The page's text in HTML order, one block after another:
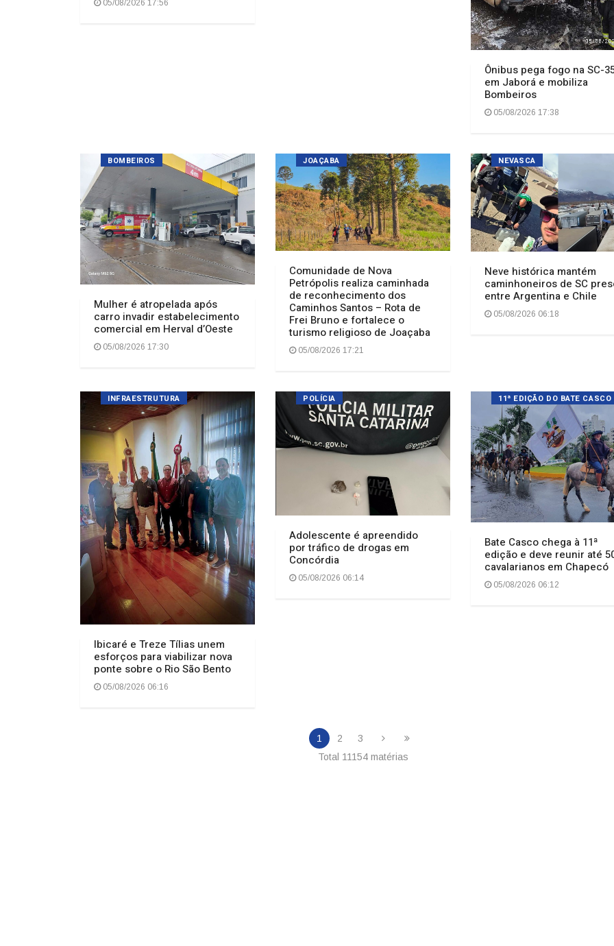
05/08/2026 17:38
Mulher é atropelada após
carro invadir estabelecimento
comercial em Herval d’Oeste
05/08/2026 17:30
Comunidade de Nova
Petrópolis realiza caminhada
de reconhecimento dos
Caminhos Santos – Rota de
Frei Bruno e fortalece o
turismo religioso de Joaçaba
05/08/2026 17:21
NEVASCA
Neve histórica mantém
caminhoneiros de SC
entre Argentina e Chile
05/08/2026 06:18
Ibicaré e Treze Tílias unem
esforços para viabilizar nova
ponte sobre o Rio São Bento
05/08/2026 06:16
POLÍCIA
Adolescente é apreendido
por tráfico de drogas em
Concórdia
11ª EDIÇÃO DO BATE CASCO
Bate Casco chega à 11ª
edição e deve reunir até
cavalarianos em Chapecó
05/08/2026 06:12